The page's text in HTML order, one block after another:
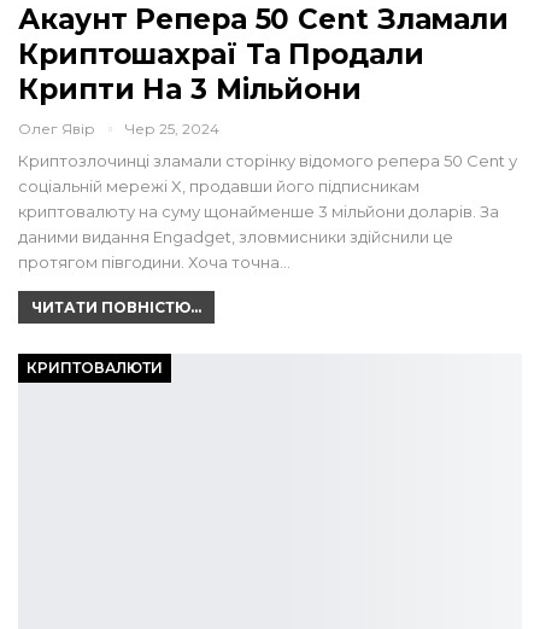
Акаунт Репера 50 Cent Зламали
Криптошахраї Та Продали
Крипти На 3 Мільйони
Олег Явір Чер 25, 2024
Криптозлочинці зламали сторінку відомого репера 50 Cent у
соціальній мережі X, продавши його підписникам
криптовалюту на суму щонайменше 3 мільйони доларів. За
даними видання Engadget, зловмисники здійснили це
протягом півгодини. Хоча точна…
ЧИТАТИ ПОВНІСТЮ...
КРИПТОВАЛЮТИ